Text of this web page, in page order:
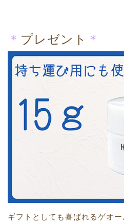
＊ プレゼント ＊
ギフトとしても喜ばれるゲオー